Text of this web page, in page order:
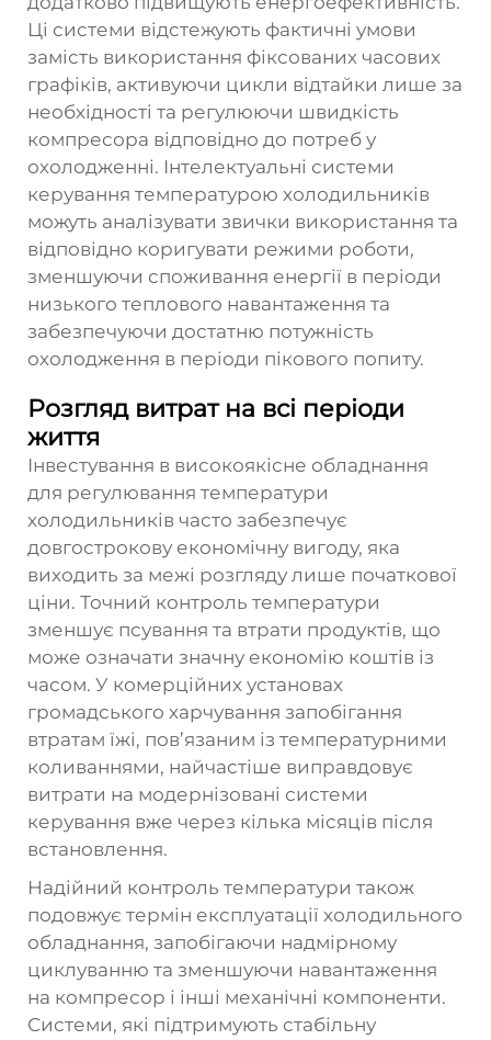
Ці системи відстежують фактичні умови
замість використання фіксованих часових
графіків, активуючи цикли відтайки лише за
необхідності та регулюючи швидкість
компресора відповідно до потреб у
охолодженні. Інтелектуальні системи
керування температурою холодильників
можуть аналізувати звички використання та
відповідно коригувати режими роботи,
зменшуючи споживання енергії в періоди
низького теплового навантаження та
забезпечуючи достатню потужність
охолодження в періоди пікового попиту.
Розгляд витрат на всі періоди
життя
Інвестування в високоякісне обладнання
для регулювання температури
холодильників часто забезпечує
довгострокову економічну вигоду, яка
виходить за межі розгляду лише початкової
ціни. Точний контроль температури
зменшує псування та втрати продуктів, що
може означати значну економію коштів із
часом. У комерційних установах
громадського харчування запобігання
втратам їжі, пов’язаним із температурними
коливаннями, найчастіше виправдовує
витрати на модернізовані системи
керування вже через кілька місяців після
встановлення.
Надійний контроль температури також
подовжує термін експлуатації холодильного
обладнання, запобігаючи надмірному
циклуванню та зменшуючи навантаження
на компресор і інші механічні компоненти.
Системи, які підтримують стабільну